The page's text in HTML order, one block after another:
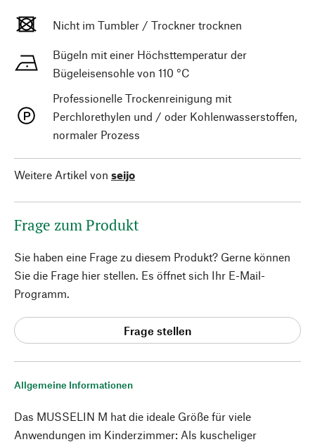
Allgemeine Informationen
Das MUSSELIN M hat die ideale Größe für viele
Anwendungen im Kinderzimmer: Als kuscheliger
Nicht im Tumbler / Trockner trocknen
Bügeln mit einer Höchsttemperatur der
Bügeleisensohle von 110 °C
Professionelle Trockenreinigung mit
Perchlorethylen und / oder Kohlenwasserstoffen,
normaler Prozess
Weitere Artikel von seijo
Frage zum Produkt
Sie haben eine Frage zu diesem Produkt? Gerne können
Sie die Frage hier stellen. Es öffnet sich Ihr E-Mail-
Programm.
Frage stellen